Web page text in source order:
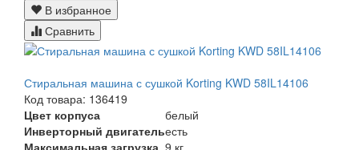
В избранное
Сравнить
Стиральная машина с сушкой Korting KWD 58IL14106
Код товара: 136419
Цвет корпуса
белый
Инверторный двигательесть
Максимальная загрузка 9 кг